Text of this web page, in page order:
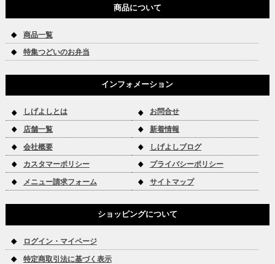
商品について
商品一覧
特集つどいのお弁当
インフォメーション
しげよしとは お問合せ
店舗一覧 新着情報
会社概要 しげよしブログ
カスタマーポリシー プライバシーポリシー
メニュー請求フォーム サイトマップ
ショッピングについて
ログイン・マイページ
特定商取引法に基づく表示